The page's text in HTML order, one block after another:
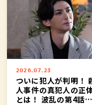
2026.07.23
ついに犯人が判明！
人事件の真犯人の正
とは！ 波乱の第4話、